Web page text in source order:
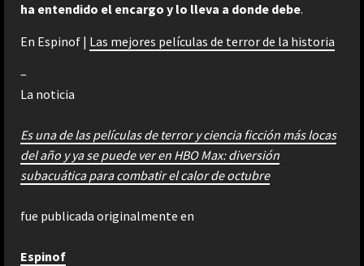
ha entendido el encargo y lo lleva a donde debe.
En Espinof | Las mejores películas de terror de la historia
–
La noticia
Es una de las películas de terror y ciencia ficción más locas
del año y ya se puede ver en HBO Max: diversión
subacuática para combatir el calor de octubre
fue publicada originalmente en
Espinof